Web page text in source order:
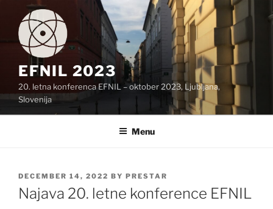
content
EFNIL 2023
20. letna konferenca EFNIL – oktober 2023, Ljubljana,
Slovenija
Menu
POSTED
ON
DECEMBER 14, 2022 BY PRESTAR
Najava 20. letne konference EFNIL